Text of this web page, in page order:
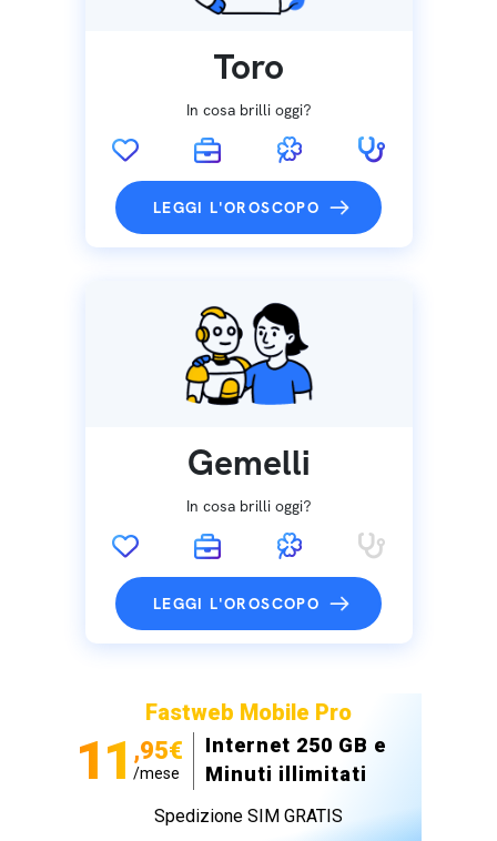
Toro
In cosa brilli oggi?
LEGGI L'OROSCOPO
Gemelli
In cosa brilli oggi?
LEGGI L'OROSCOPO
Fastweb Mobile Pro
11 ,95€
/mese
Internet 250 GB e
Minuti illimitati
Spedizione SIM GRATIS